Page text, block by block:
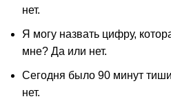
нет.
Я могу назвать цифру,
мне? Да или нет.
Сегодня было 90 минут
нет.